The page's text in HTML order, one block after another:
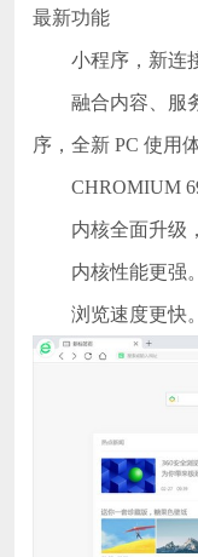
最新功能
小程序，新连接
融合内容、服务
序，全新 PC 使用
CHROMIUM 69
内核全面升级，
内核性能更强。
浏览速度更快。